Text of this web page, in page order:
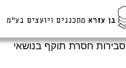
חסרת תוקף בנושאי